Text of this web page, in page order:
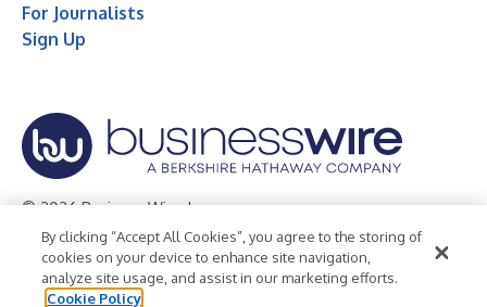
For Journalists
Sign Up
© 2026 Business Wire, Inc.
Privacy Policy Cookie Policy
Accessibility Statement
Terms of Use
Legal
By clicking “Accept All Cookies”, you agree to the storing of
cookies on your device to enhance site navigation,
analyze site usage, and assist in our marketing efforts.
Cookie Policy